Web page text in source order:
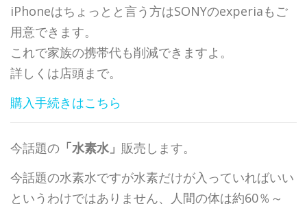
iPhoneはちょっとと言う方はSONYのexperiaもご
用意できます。
これで家族の携帯代も削減できますよ。
詳しくは店頭まで。
購入手続きはこちら
今話題の 「水素水」 販売します。
今話題の水素水ですが水素だけが入っていればいい
というわけではありません、人間の体は約60％～